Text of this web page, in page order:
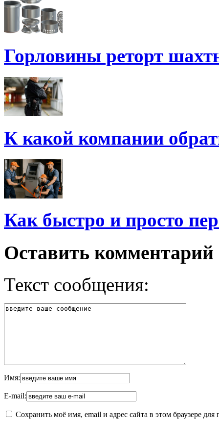
Горловины реторт
К какой компании
Как быстро и просто
Оставить комментарий
Текст сообщения:
Имя:
E-mail:
Сохранить моё имя, email и адрес сайта в этом браузере